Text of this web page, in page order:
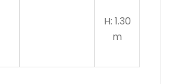
H: 1.30
m